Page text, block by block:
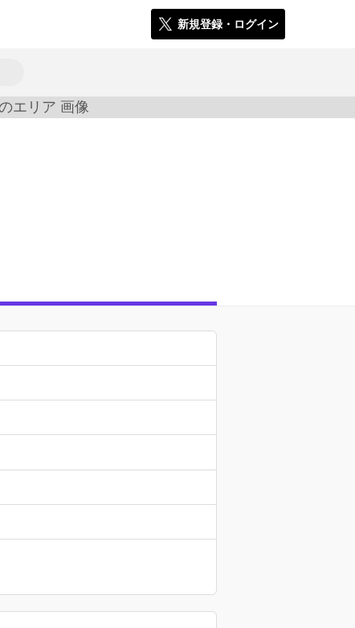
新規登録・ログイン